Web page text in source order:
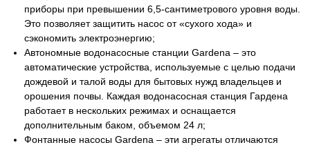
приборы при превышении 6,5-сантиметрового уровня воды.
Это позволяет защитить насос от «сухого хода» и
сэкономить электроэнергию;
Автономные водонасосные станции Gardena – это
автоматические устройства, используемые с целью подачи
дождевой и талой воды для бытовых нужд владельцев и
орошения почвы. Каждая водонасосная станция Гардена
работает в нескольких режимах и оснащается
дополнительным баком, объемом 24 л;
Фонтанные насосы Gardena – эти агрегаты отличаются